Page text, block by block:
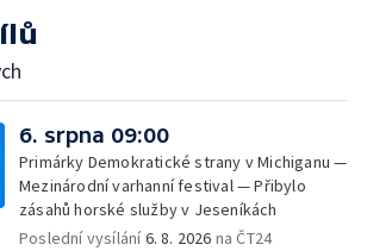
6. srpna 09:00
Primárky Demokratické strany v Michiganu —
Mezinárodní varhanní festival — Přibylo
zásahů horské služby v Jeseníkách
Poslední vysílání6. 8. 2026 na ČT24